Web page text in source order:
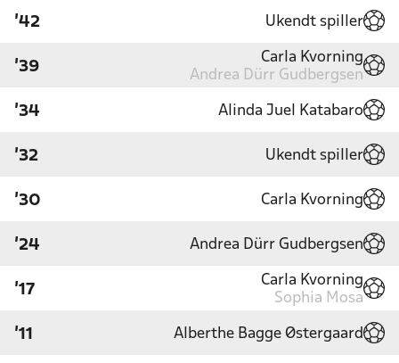
'42 Ukendt spiller
'39
Carla Kvorning
Andrea Dürr Gudbergsen
'34 Alinda Juel Katabaro
'32 Ukendt spiller
'30 Carla Kvorning
'24 Andrea Dürr Gudbergsen
'17
Carla Kvorning
Sophia Mosa
'11 Alberthe Bagge Østergaard